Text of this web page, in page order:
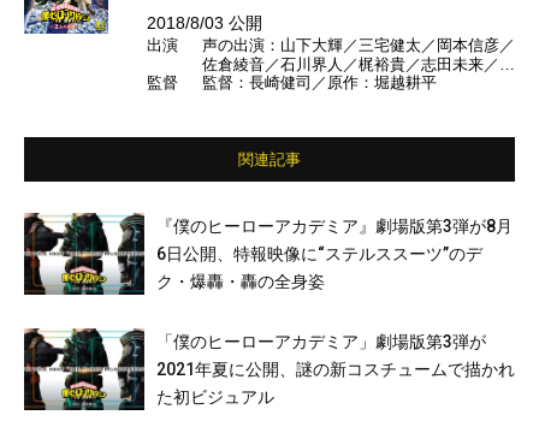
2018/8/03 公開
出演
声の出演：山下大輝／三宅健太／岡本信彦／
佐倉綾音／石川界人／梶裕貴／志田未来／生
瀬勝久 ほか
監督 監督：長崎健司／原作：堀越耕平
関連記事
『僕のヒーローアカデミア』劇場版第3弾が8月
6日公開、特報映像に“ステルススーツ”のデ
ク・爆轟・轟の全身姿
「僕のヒーローアカデミア」劇場版第3弾が
2021年夏に公開、謎の新コスチュームで描かれ
た初ビジュアル